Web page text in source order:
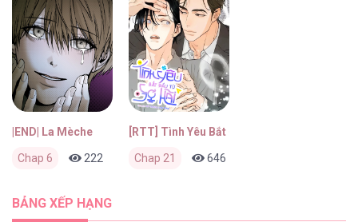
|END| La Mèche
Chap 6 222 2 tháng trước
[RTT] Tình Yêu Bắt Đầu Từ Sợ Hãi
Chap 21 646
BẢNG XẾP HẠNG